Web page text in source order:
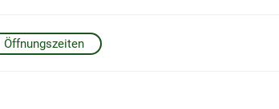
Öffnungszeiten